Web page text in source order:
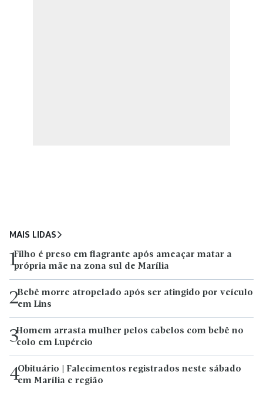
MAIS LIDAS
1Filho é preso em flagrante após ameaçar matar a
própria mãe na zona sul de Marília
2Bebê morre atropelado após ser atingido por veículo
em Lins
3Homem arrasta mulher pelos cabelos com bebê no
colo em Lupércio
4Obituário | Falecimentos registrados neste sábado
em Marília e região